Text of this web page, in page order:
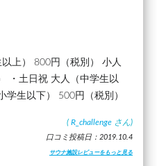
上） 800円（税別） 小人
・土日祝 大人（中学生以
学生以下） 500円（税別）
( R_challenge さん)
口コミ投稿日：2019.10.4
サウナ施設レビューをもっと見る